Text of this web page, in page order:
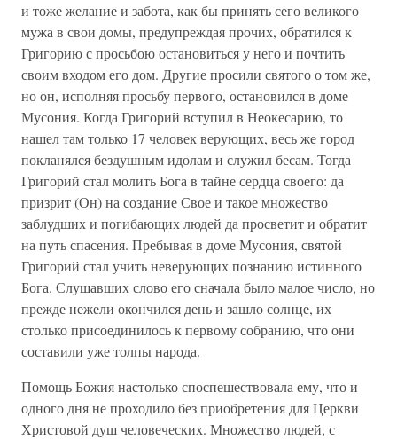
и тоже желание и забота, как бы принять сего великого
мужа в свои домы, предупреждая прочих, обратился к
Григорию с просьбою остановиться у него и почтить
своим входом его дом. Другие просили святого о том же,
но он, исполняя просьбу первого, остановился в доме
Мусония. Когда Григорий вступил в Неокесарию, то
нашел там только 17 человек верующих, весь же город
покланялся бездушным идолам и служил бесам. Тогда
Григорий стал молить Бога в тайне сердца своего: да
призрит (Он) на создание Свое и такое множество
заблудших и погибающих людей да просветит и обратит
на путь спасения. Пребывая в доме Мусония, святой
Григорий стал учить неверующих познанию истинного
Бога. Слушавших слово его сначала было малое число, но
прежде нежели окончился день и зашло солнце, их
столько присоединилось к первому собранию, что они
составили уже толпы народа.
Помощь Божия настолько споспешествовала ему, что и
одного дня не проходило без приобретения для Церкви
Христовой душ человеческих. Множество людей, с